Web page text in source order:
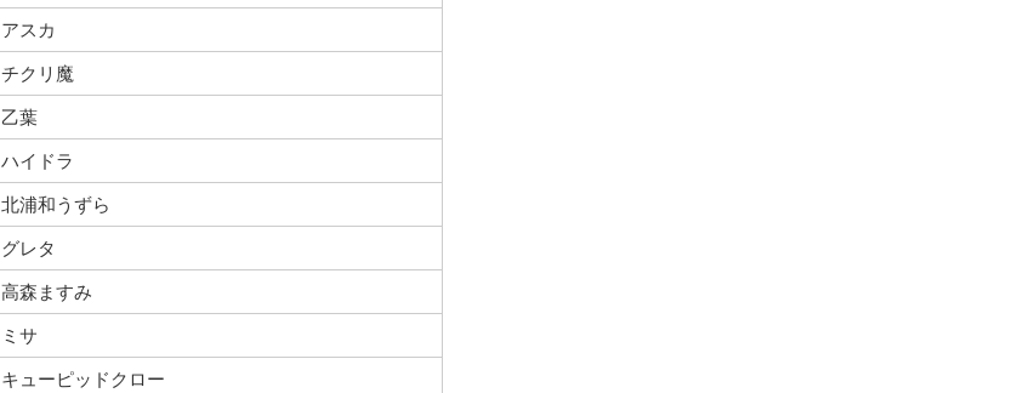
アスカ
チクリ魔
乙葉
ハイドラ
北浦和うずら
グレタ
高森ますみ
ミサ
キューピッドクロー